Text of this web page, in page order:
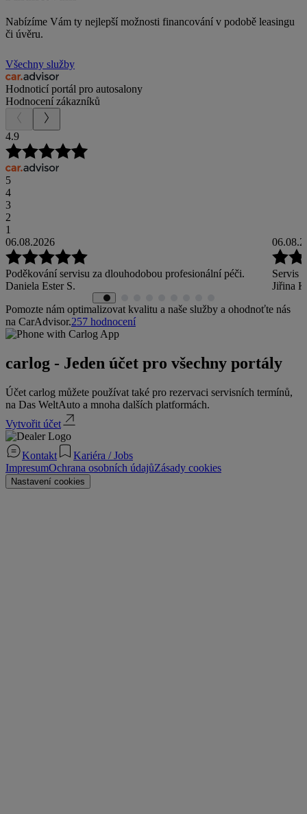
Nabízíme Vám ty nejlepší možnosti financování v podobě leasingu
či úvěru.
Všechny služby
Hodnoticí portál pro autosalony
Hodnocení zákazníků
4.9
5
4
3
2
1
06.08.2026
Poděkování servisu za dlouhodobou profesionální péči.
Daniela Ester S.
Servis
Jiřina
Pomozte nám optimalizovat kvalitu a naše služby a ohodnoťte nás
na CarAdvisor.257 hodnocení
carlog - Jeden účet pro všechny portály
Účet carlog můžete používat také pro rezervaci servisních termínů,
na Das WeltAuto a mnoha dalších platformách.
Vytvořit účet
Kontakt
Kariéra / Jobs
ImpresumOchrana osobních údajůZásady cookies
Nastavení cookies